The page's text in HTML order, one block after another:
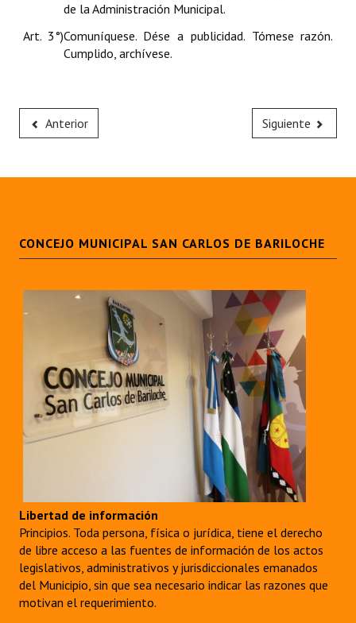
de la Administración Municipal.
Art. 3°)Comuníquese. Dése a publicidad. Tómese razón.
Cumplido, archívese.
Anterior Siguiente
CONCEJO MUNICIPAL SAN CARLOS DE BARILOCHE
Libertad de información
Principios. Toda persona, física o jurídica, tiene el derecho
de libre acceso a las fuentes de información de los actos
legislativos, administrativos y jurisdiccionales emanados
del Municipio, sin que sea necesario indicar las razones que
motivan el requerimiento.